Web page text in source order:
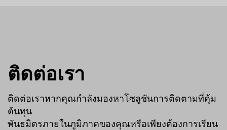
ติดต่อเรา
ติดต่อเราหากคุณกำลังมองหาโซลูชันการติดตามที่คุ้ม
ต้นทุน
พันธมิตรภายในภูมิภาคของคุณหรือเพียงต้องการเรียน